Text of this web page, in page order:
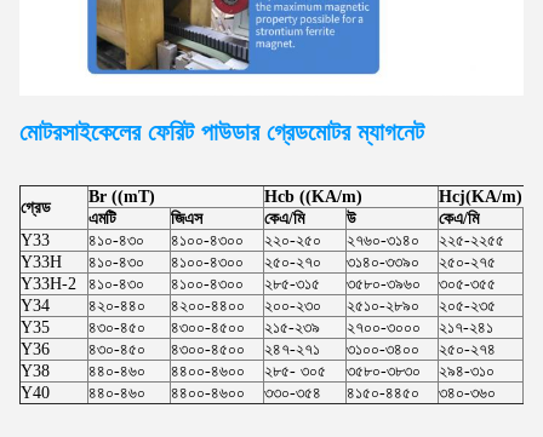
মোটরসাইকেলের ফেরিট পাউডার গ্রেডমোটর ম্যাগনেট
গ্রেড
Br ((mT) Hcb ((KA/m)
Hcj(KA/m)
এমটি
জিএস কেএ/মি উ কেএ/মি
Y33
৪১০-৪৩০ ৪১০০-৪৩০০ ২২০-২৫০ ২৭৬০-৩১৪০ ২২৫-২২৫৫
Y33H
৪১০-৪৩০ ৪১০০-৪৩০০ ২৫০-২৭০ ৩১৪০-৩৩৯০ ২৫০-২৭৫
Y33H-2
৪১০-৪৩০ ৪১০০-৪৩০০ ২৮৫-৩১৫ ৩৫৮০-৩৯৬০ ৩০৫-৩৫৫
Y34
৪২০-৪৪০ ৪২০০-৪৪০০ ২০০-২৩০ ২৫১০-২৮৯০ ২০৫-২৩৫
Y35
৪৩০-৪৫০ ৪৩০০-৪৫০০ ২১৫-২৩৯ ২৭০০-৩০০০ ২১৭-২৪১
Y36
৪৩০-৪৫০ ৪৩০০-৪৫০০ ২৪৭-২৭১ ৩১০০-৩৪০০ ২৫০-২৭৪
Y38
৪৪০-৪৬০ ৪৪০০-৪৬০০ ২৮৫- ৩০৫ ৩৫৮০-৩৮৩০ ২৯৪-৩১০
Y40
৪৪০-৪৬০ ৪৪০০-৪৬০০ ৩৩০-৩৫৪ ৪১৫০-৪৪৫০ ৩৪০-৩৬০